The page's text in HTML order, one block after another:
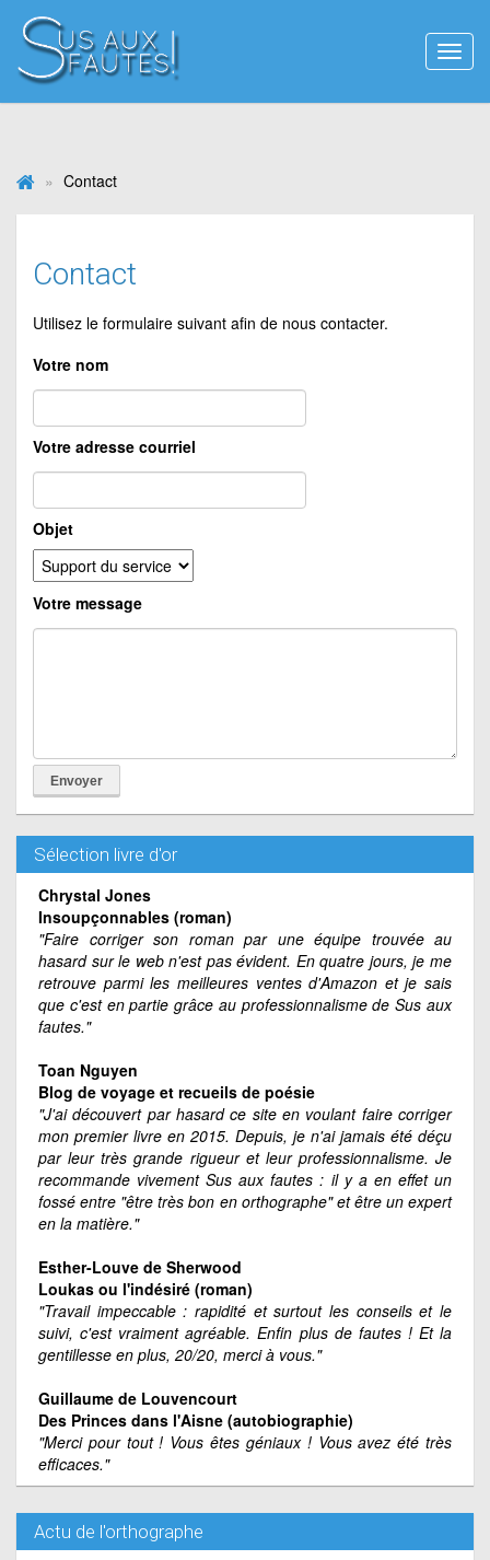
le
Contact
Contact
Utilisez le formulaire suivant afin de nous contacter.
Votre nom
Votre adresse courriel
Objet
Votre message
Sélection livre d'or
Chrystal Jones
Insoupçonnables (roman)
"Faire corriger son roman par une équipe trouvée au
hasard sur le web n'est pas évident. En quatre jours, je me
retrouve parmi les meilleures ventes d'Amazon et je sais
que c'est en partie grâce au professionnalisme de Sus aux
fautes."
Toan Nguyen
Blog de voyage et recueils de poésie
"J'ai découvert par hasard ce site en voulant faire corriger
mon premier livre en 2015. Depuis, je n'ai jamais été déçu
par leur très grande rigueur et leur professionnalisme. Je
recommande vivement Sus aux fautes : il y a en effet un
fossé entre "être très bon en orthographe" et être un expert
en la matière."
Esther-Louve de Sherwood
Loukas ou l'indésiré (roman)
"Travail impeccable : rapidité et surtout les conseils et le
suivi, c'est vraiment agréable. Enfin plus de fautes ! Et la
gentillesse en plus, 20/20, merci à vous."
Guillaume de Louvencourt
Des Princes dans l'Aisne (autobiographie)
"Merci pour tout ! Vous êtes géniaux ! Vous avez été très
efficaces."
Actu de l'orthographe